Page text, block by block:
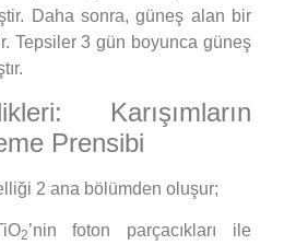
Daha sonra, güneş alan bir
Tepsiler 3 gün boyunca güneş
Karışımların
Prensibi
2 ana bölümden oluşur;
2’nin foton parçacıkları ile